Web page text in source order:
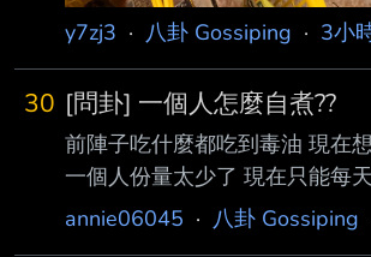
y7zj3 · 八卦 Gossiping · 3小
30 [問卦] 一個人怎麼自煮??
前陣子吃什麼都吃到毒油 現在
一個人份量太少了 現在只能每
罐頭來拌麵吃 感覺有點膩了 有
annie06045 · 八卦 Gossiping